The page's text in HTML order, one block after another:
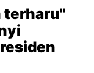
terharu"